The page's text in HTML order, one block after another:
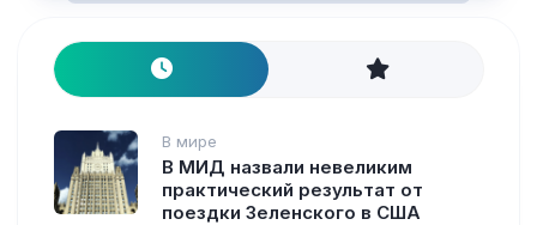
В мире
В МИД назвали невеликим
практический результат от
поездки Зеленского в США